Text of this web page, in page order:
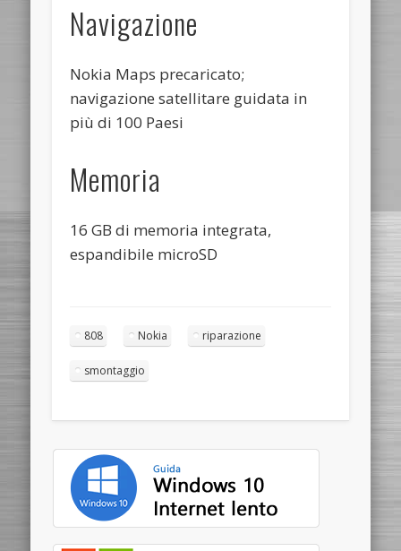
Navigazione
Nokia Maps precaricato;
navigazione satellitare guidata in
più di 100 Paesi
Memoria
16 GB di memoria integrata,
espandibile microSD
808 Nokia riparazione
smontaggio